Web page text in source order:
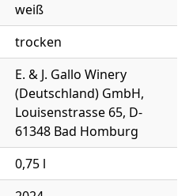
weiß
trocken
E. & J. Gallo Winery
(Deutschland) GmbH,
Louisenstrasse 65, D-
61348 Bad Homburg
0,75 l